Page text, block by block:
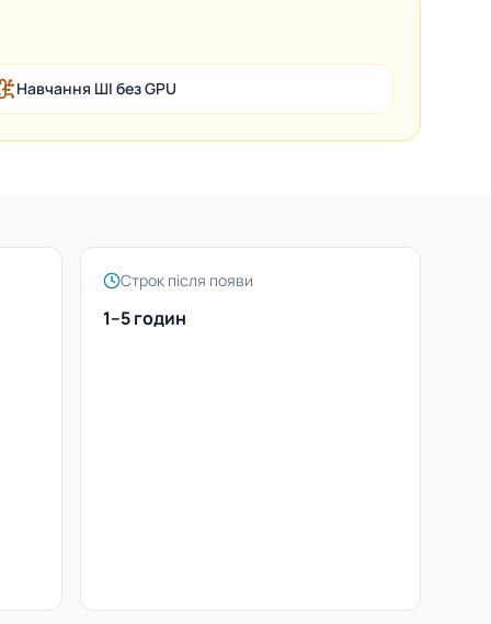
Навчання ШІ без GPU
Строк після появи
1–5 годин